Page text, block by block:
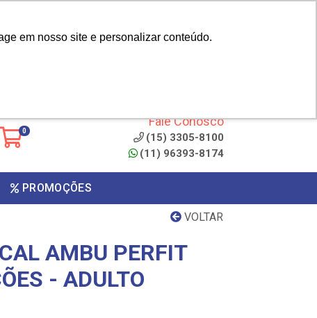
em nosso site e personalizar conteúdo.
0
Fale Conosco
(15) 3305-8100
(11) 96393-8174
PROMOÇÕES
VOLTAR
AMBU PERFIT
- ADULTO